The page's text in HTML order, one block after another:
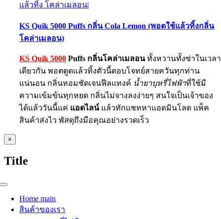
แล้วทิ้ง โคล่าเมลอน|
KS Quik 5000 Puffs กลิ่น Cola Lemon (พอตใช้แล้วทิ้งกลิ่น
โคล่าเมลอน)
KS Quik 5000 Puffs กลิ่นโคล่าเมลอนทั้งหวานทั้งซ่าในเวลา
เดียวกัน พอตดูดแล้วทิ้งตัวนี้ตอบโจทย์สายควันทุกท่าน
แน่นอน กลิ่นหอมชัดเจนฟีลแทงค์ น้ำยาบุหรี่ไฟฟ้าที่ใช้มี
ความเข้มข้นทุกหยด กลิ่นไม่จางลงง่ายๆ สนใจเป็นเจ้าของ
ได้แล้ววันนี้แค่ แอดไลน์แล้วทักแชทหาแอดมินโลด แพ็ค
สินค้าส่งไว พัสดุถึงมือคุณอย่างรวดเร็ว
Close
product
view
×
Title
Toggle
NavigationHome main
สินค้าของเรา